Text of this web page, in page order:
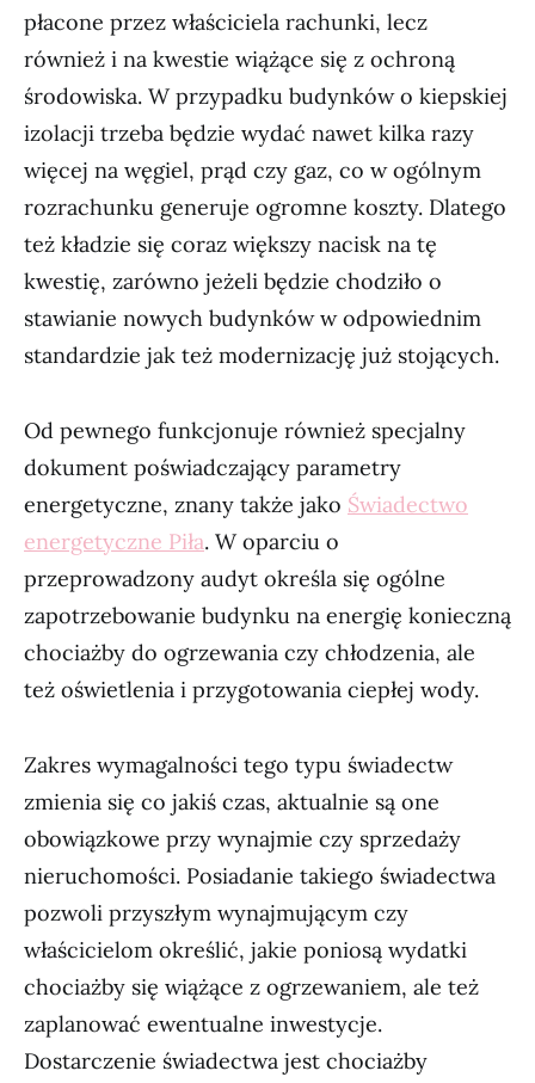
płacone przez właściciela rachunki, lecz
również i na kwestie wiążące się z ochroną
środowiska. W przypadku budynków o kiepskiej
izolacji trzeba będzie wydać nawet kilka razy
więcej na węgiel, prąd czy gaz, co w ogólnym
rozrachunku generuje ogromne koszty. Dlatego
też kładzie się coraz większy nacisk na tę
kwestię, zarówno jeżeli będzie chodziło o
stawianie nowych budynków w odpowiednim
standardzie jak też modernizację już stojących.
Od pewnego funkcjonuje również specjalny
dokument poświadczający parametry
energetyczne, znany także jako Świadectwo
energetyczne Piła. W oparciu o
przeprowadzony audyt określa się ogólne
zapotrzebowanie budynku na energię konieczną
chociażby do ogrzewania czy chłodzenia, ale
też oświetlenia i przygotowania ciepłej wody.
Zakres wymagalności tego typu świadectw
zmienia się co jakiś czas, aktualnie są one
obowiązkowe przy wynajmie czy sprzedaży
nieruchomości. Posiadanie takiego świadectwa
pozwoli przyszłym wynajmującym czy
właścicielom określić, jakie poniosą wydatki
chociażby się wiążące z ogrzewaniem, ale też
zaplanować ewentualne inwestycje.
Dostarczenie świadectwa jest chociażby